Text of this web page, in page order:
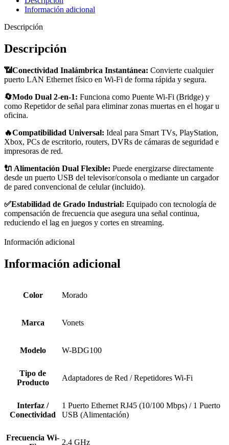
Smart
y
Vonets
📶
Información adicional
Descripción
Descripción
📶Conectividad Inalámbrica Instantánea: Convierte cualquier
puerto LAN Ethernet físico en Wi-Fi de forma rápida y segura.
🔄Modo Dual 2-en-1: Funciona como Puente Wi-Fi (Bridge) y
como Repetidor de señal para eliminar zonas muertas en el hogar u
oficina.
🔥Compatibilidad Universal: Ideal para Smart TVs, PlayStation,
Xbox, PCs de escritorio, routers, DVRs de cámaras de seguridad e
impresoras de red.
🔌 Alimentación Dual Flexible: Puede energizarse directamente
desde un puerto USB del televisor/consola o mediante un cargador
de pared convencional de celular (incluido).
✅Estabilidad de Grado Industrial: Equipado con tecnología de
compensación de frecuencia que asegura una señal continua,
reduciendo el lag en juegos y cortes en streaming.
Información adicional
Información adicional
Color Morado
Marca Vonets
Modelo W-BDG100
Tipo de
Producto
Adaptadores de Red / Repetidores Wi-Fi
Interfaz /
Conectividad
1 Puerto Ethernet RJ45 (10/100 Mbps) / 1 Puerto
USB (Alimentación)
Frecuencia Wi-
2.4 GHz